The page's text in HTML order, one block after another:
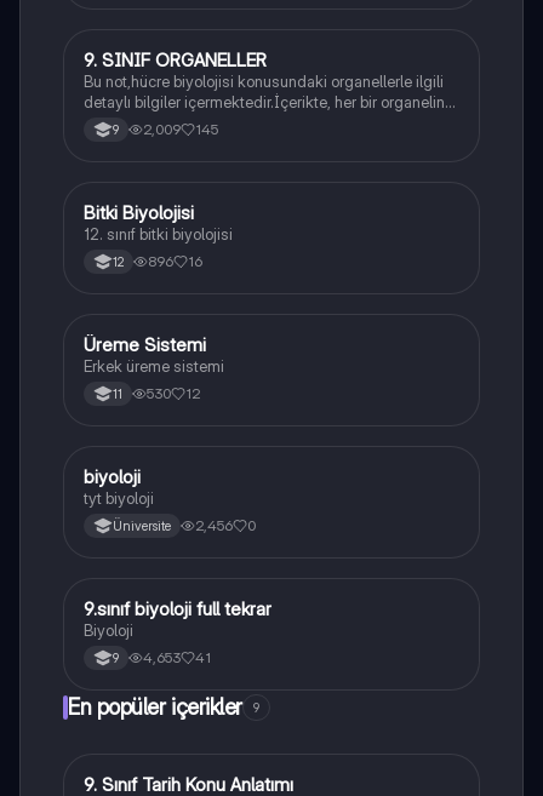
Biyoloji
9. SINIF ORGANELLER
Bu not,hücre biyolojisi konusundaki organellerle ilgili
detaylı bilgiler içermektedir.İçerikte, her bir organelin
yapısı,fonksiyonları ve hücre içindeki rolü
açıklanmaktadır.
9 2,009 145
Biyoloji
Bitki Biyolojisi
12. sınıf bitki biyolojisi
12 896 16
Biyoloji
Üreme Sistemi
Erkek üreme sistemi
11 530 12
BBiyoloji
biyoloji
tyt biyoloji
Üniversite 2,456 0
Biyoloji
9.sınıf biyoloji full tekrar
Biyoloji
9 4,653 41
En popüler içerikler 9
Tarih
9. Sınıf Tarih Konu Anlatımı